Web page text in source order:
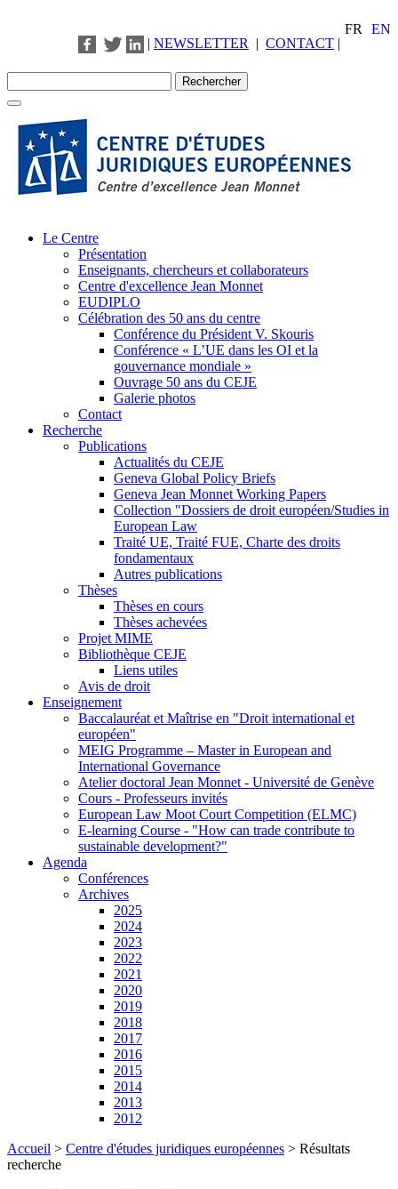
FR
EN
| NEWSLETTER | CONTACT |
Le Centre
Présentation
Enseignants, chercheurs et collaborateurs
Centre d'excellence Jean Monnet
EUDIPLO
Célébration des 50 ans du centre
Conférence du Président V. Skouris
Conférence « L’UE dans les OI et la
gouvernance mondiale »
Ouvrage 50 ans du CEJE
Galerie photos
Contact
Recherche
Publications
Actualités du CEJE
Geneva Global Policy Briefs
Geneva Jean Monnet Working Papers
Collection "Dossiers de droit européen/Studies in
European Law
Traité UE, Traité FUE, Charte des droits
fondamentaux
Autres publications
Thèses
Thèses en cours
Thèses achevées
Projet MIME
Bibliothèque CEJE
Liens utiles
Avis de droit
Enseignement
Baccalauréat et Maîtrise en "Droit international et
européen"
MEIG Programme – Master in European and
International Governance
Atelier doctoral Jean Monnet - Université de Genève
Cours - Professeurs invités
European Law Moot Court Competition (ELMC)
E-learning Course - "How can trade contribute to
sustainable development?"
Agenda
Conférences
Archives
2025
2024
2023
2022
2021
2020
2019
2018
2017
2016
2015
2014
2013
2012
Accueil > Centre d'études juridiques européennes > Résultats
recherche